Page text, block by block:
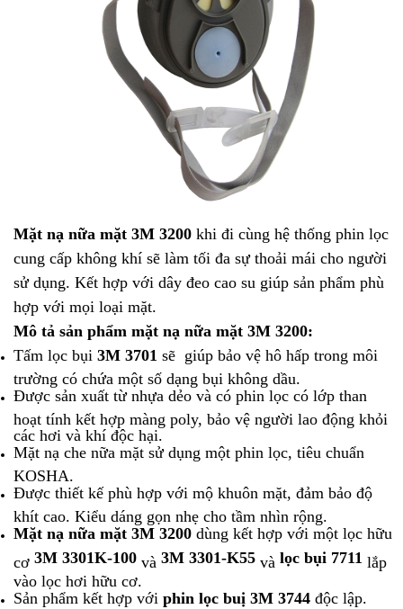
Mặt nạ nữa mặt 3M 3200 khi đi cùng hệ thống phin lọc
cung cấp không khí sẽ làm tối đa sự thoải mái cho người
sử dụng. Kết hợp với dây đeo cao su giúp sản phẩm phù
hợp với mọi loại mặt.
Mô tả sản phẩm mặt nạ nữa mặt 3M 3200:
Tấm lọc bụi 3M 3701 sẽ giúp bảo vệ hô hấp trong môi
trường có chứa một số dạng bụi không dầu.
Được sản xuất từ nhựa dẻo và có phin lọc có lớp than
hoạt tính kết hợp màng poly, bảo vệ người lao động khỏi
các hơi và khí độc hại.
Mặt nạ che nữa mặt sử dụng một phin lọc, tiêu chuẩn
KOSHA.
Được thiết kế phù hợp với mộ khuôn mặt, đảm bảo độ
khít cao. Kiểu dáng gọn nhẹ cho tầm nhìn rộng.
Mặt nạ nữa mặt 3M 3200 dùng kết hợp với một lọc hữu
cơ 3M 3301K-100 và 3M 3301-K55 và lọc bụi 7711 lắp
vào lọc hơi hữu cơ.
Sản phẩm kết hợp với phin lọc buị 3M 3744 độc lập.